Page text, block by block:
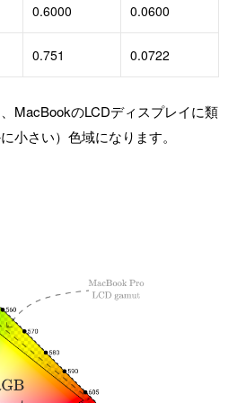
0.6000 0.0600
0.751 0.0722
MacBookのLCDディスプレイに類
小さい）色域になります。